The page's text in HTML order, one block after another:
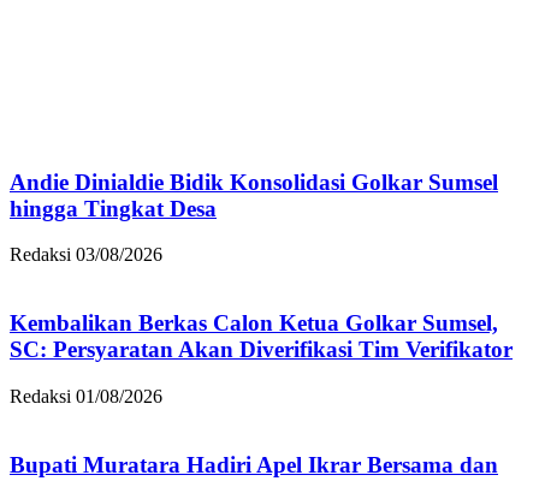
Andie Dinialdie Bidik Konsolidasi Golkar Sumsel
hingga Tingkat Desa
Redaksi 03/08/2026
Kembalikan Berkas Calon Ketua Golkar Sumsel,
SC: Persyaratan Akan Diverifikasi Tim Verifikator
Redaksi 01/08/2026
Bupati Muratara Hadiri Apel Ikrar Bersama dan